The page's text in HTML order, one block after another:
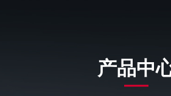
产品中